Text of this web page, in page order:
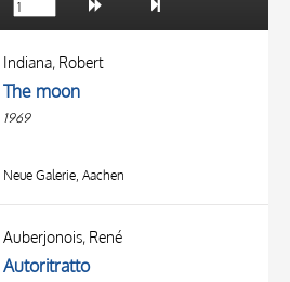
AUTORE
Indiana, Robert
The moon
1969
Neue Galerie, Aachen
Auberjonois, René
Autoritratto